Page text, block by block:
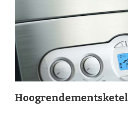
Hoogrendementsketel